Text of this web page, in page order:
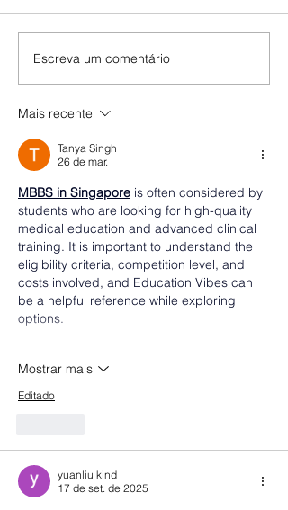
Escreva um comentário
Mais recente
Tanya Singh
26 de mar.
MBBS in Singapore is often considered by
students who are looking for high-quality
medical education and advanced clinical
training. It is important to understand the
eligibility criteria, competition level, and
costs involved, and Education Vibes can
be a helpful reference while exploring
options.
Mostrar mais
Editado
yuanliu kind
17 de set. de 2025